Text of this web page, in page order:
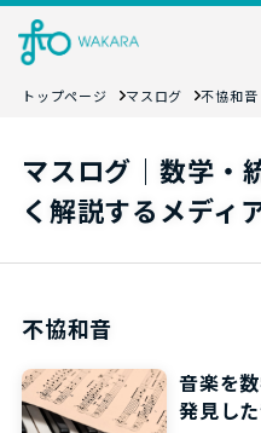
トップページ マスログ 不協和音
マスログ｜数学・
く解説するメディ
不協和音
音楽を
発見し